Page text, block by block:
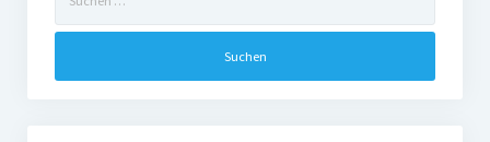
Ehemalige Stiftungs-Mitglieder
Hochschulpreis der Stiftung Nachwachsende Rohstoffe
nach: